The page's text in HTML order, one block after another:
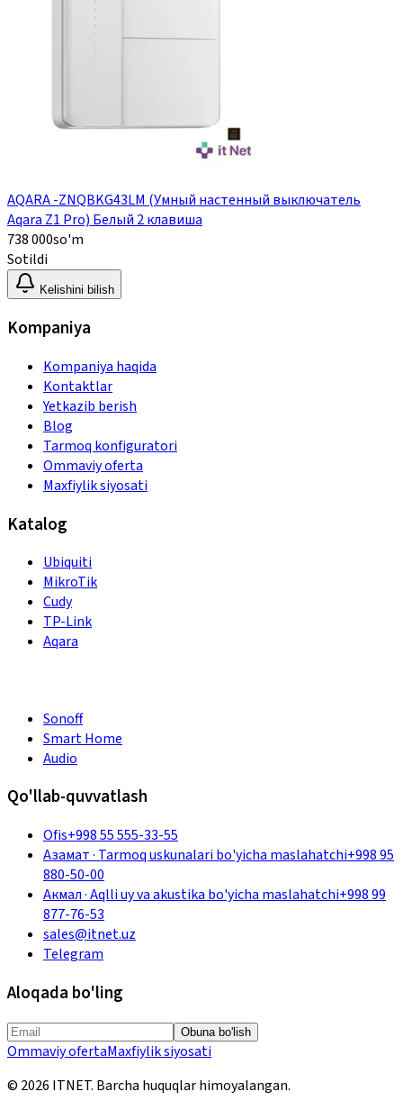
AQARA -ZNQBKG43LM (Умный настенный выключатель
Aqara Z1 Pro) Белый 2 клавиша
738 000so'm
Sotildi
Kelishini bilish
Kompaniya
Kompaniya haqida
Kontaktlar
Yetkazib berish
Blog
Tarmoq konfiguratori
Ommaviy oferta
Maxfiylik siyosati
Katalog
Ubiquiti
MikroTik
Cudy
TP-Link
Aqara
Sonoff
Smart Home
Audio
Qo'llab-quvvatlash
Ofis+998 55 555-33-55
Азамат· Tarmoq uskunalari bo'yicha maslahatchi+998 95
880-50-00
Акмал·Aqlli uy va akustika bo'yicha maslahatchi+998 99
877-76-53
sales@itnet.uz
Telegram
Aloqada bo'ling
Obuna bo'lish
Ommaviy ofertaMaxfiylik siyosati
© 2026 ITNET. Barcha huquqlar himoyalangan.